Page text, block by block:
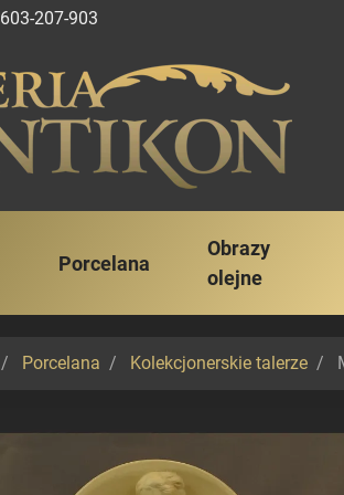
603-207-903
Porcelana
Obrazy
olejne
Porcelana Kolekcjonerskie talerze